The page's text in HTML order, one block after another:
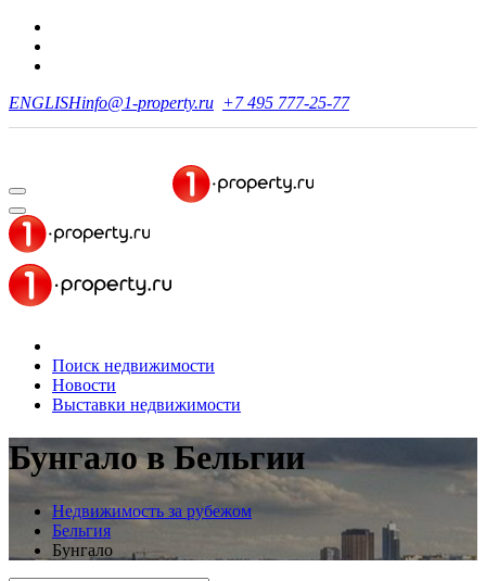
ENGLISHinfo@1-property.ru +7 495 777-25-77
Поиск недвижимости
Новости
Выставки недвижимости
Бунгало в Бельгии
Недвижимость за рубежом
Бельгия
Бунгало